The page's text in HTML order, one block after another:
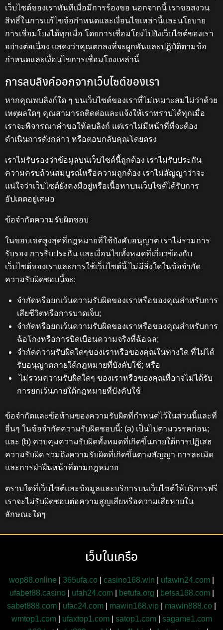
เว็บไซต์ของเราทันทีเมื่อมีการร้องขอ นอกจากนี้ เราขอสงวน
สิทธิ์ในการแก้ไขข้อกำหนดและเงื่อนไขเหล่านี้และนโยบาย
การเชื่อมโยงได้ทุกเมื่อ โดยการเชื่อมโยงไปยังเว็บไซต์ของเรา
อย่างต่อเนื่อง แสดงว่าคุณตกลงที่จะผูกพันและปฏิบัติตามข้อ
กำหนดและเงื่อนไขการเชื่อมโยงเหล่านี้
การลบลิงค์ออกจากเว็บไซต์ของเรา
หากคุณพบลิงก์ใด ๆ บนเว็บไซต์ของเราที่ไม่เหมาะสมไม่ว่าด้วย
เหตุผลใดๆ คุณสามารถติดต่อและแจ้งให้เราทราบได้ทุกเมื่อ
เราจะพิจารณาคำขอให้ลบลิงก์ แต่เราไม่มีหน้าที่ที่จะต้อง
ดำเนินการดังกล่าว หรือตอบกลับคุณโดยตรง
เราไม่รับรองว่าข้อมูลบนเว็บไซต์นี้ถูกต้อง เราไม่รับประกัน
ความครบถ้วนสมบูรณ์หรือความถูกต้อง เราไม่สัญญาว่าจะ
แน่ใจว่าเว็บไซต์ยังคงมีอยู่หรือเนื้อหาบนเว็บไซต์ได้รับการ
อัปเดตอยู่เสมอ
ข้อจำกัดความรับผิดชอบ
ในขอบเขตสูงสุดที่กฎหมายที่ใช้บังคับอนุญาต เราไม่รวมการ
รับรอง การรับประกัน และเงื่อนไขทั้งหมดที่เกี่ยวข้องกับ
เว็บไซต์ของเราและการใช้เว็บไซต์นี้ ไม่มีสิ่งใดในข้อจำกัด
ความรับผิดชอบนี้จะ:
จำกัดหรือยกเว้นความรับผิดของเราหรือของคุณสำหรับการ
เสียชีวิตหรือการบาดเจ็บ;
จำกัดหรือยกเว้นความรับผิดของเราหรือของคุณสำหรับการ
ฉ้อโกงหรือการบิดเบือนความจริงที่ฉ้อฉล;
จำกัดความรับผิดใดๆของเราหรือของคุณในทางใด ที่ไม่ได้
รับอนุญาตภายใต้กฎหมายที่บังคับใช้; หรือ
ไม่รวมความรับผิดใดๆ ของเราหรือของคุณที่อาจไม่ได้รับ
การยกเว้นภายใต้กฎหมายที่บังคับใช้
ข้อจำกัดและข้อห้ามของความรับผิดที่กำหนดไว้ในส่วนนี้และที่
อื่นๆ ในข้อจำกัดความรับผิดชอบนี้: (a) เป็นไปตามวรรคก่อน;
และ (b) ควบคุมความรับผิดทั้งหมดที่เกิดขึ้นภายใต้การปฏิเสธ
ความรับผิด รวมถึงความรับผิดที่เกิดขึ้นตามสัญญา การละเมิด
และการฝ่าฝืนหน้าที่ตามกฎหมาย
ตราบใดที่เว็บไซต์และข้อมูลและบริการบนเว็บไซต์ให้บริการฟรี
เราจะไม่รับผิดชอบต่อความสูญเสียหรือความเสียหายใน
ลักษณะใดๆ
เว็บในเครือ
wop88.online 365ufa.co casino168.win ufawin24.com
ufabet88.casino
ufah24.com| betufa.org betsa168.com|
sabet888.com
ufac24.com mawin168.vip mawin888.co
wmtop1.com| ufaxtop1.com| satop1.com| sagame1.com